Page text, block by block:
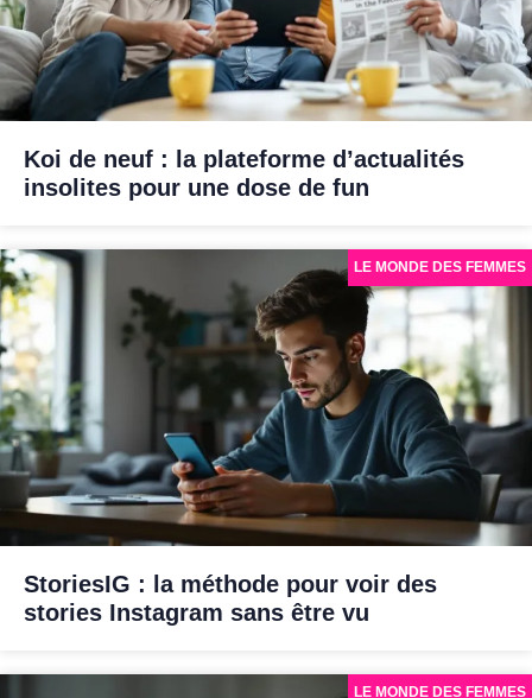
Koi de neuf : la plateforme d’actualités
insolites pour une dose de fun
StoriesIG : la méthode pour voir des
stories Instagram sans être vu
LE MONDE DES FEMMES
LE MONDE DES FEMMES